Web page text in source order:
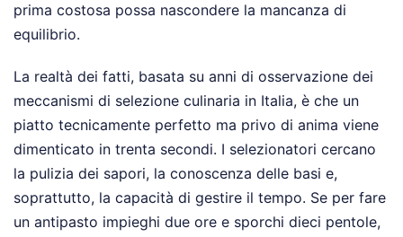
prima costosa possa nascondere la mancanza di
equilibrio.
La realtà dei fatti, basata su anni di osservazione dei
meccanismi di selezione culinaria in Italia, è che un
piatto tecnicamente perfetto ma privo di anima viene
dimenticato in trenta secondi. I selezionatori cercano
la pulizia dei sapori, la conoscenza delle basi e,
soprattutto, la capacità di gestire il tempo. Se per fare
un antipasto impieghi due ore e sporchi dieci pentole,